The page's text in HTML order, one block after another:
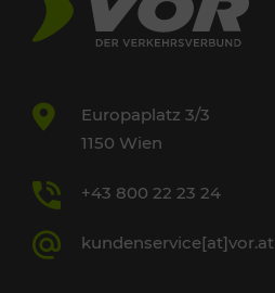
Europaplatz 3/3
1150 Wien
+43 800 22 23 24
kundenservice[at]vor.at